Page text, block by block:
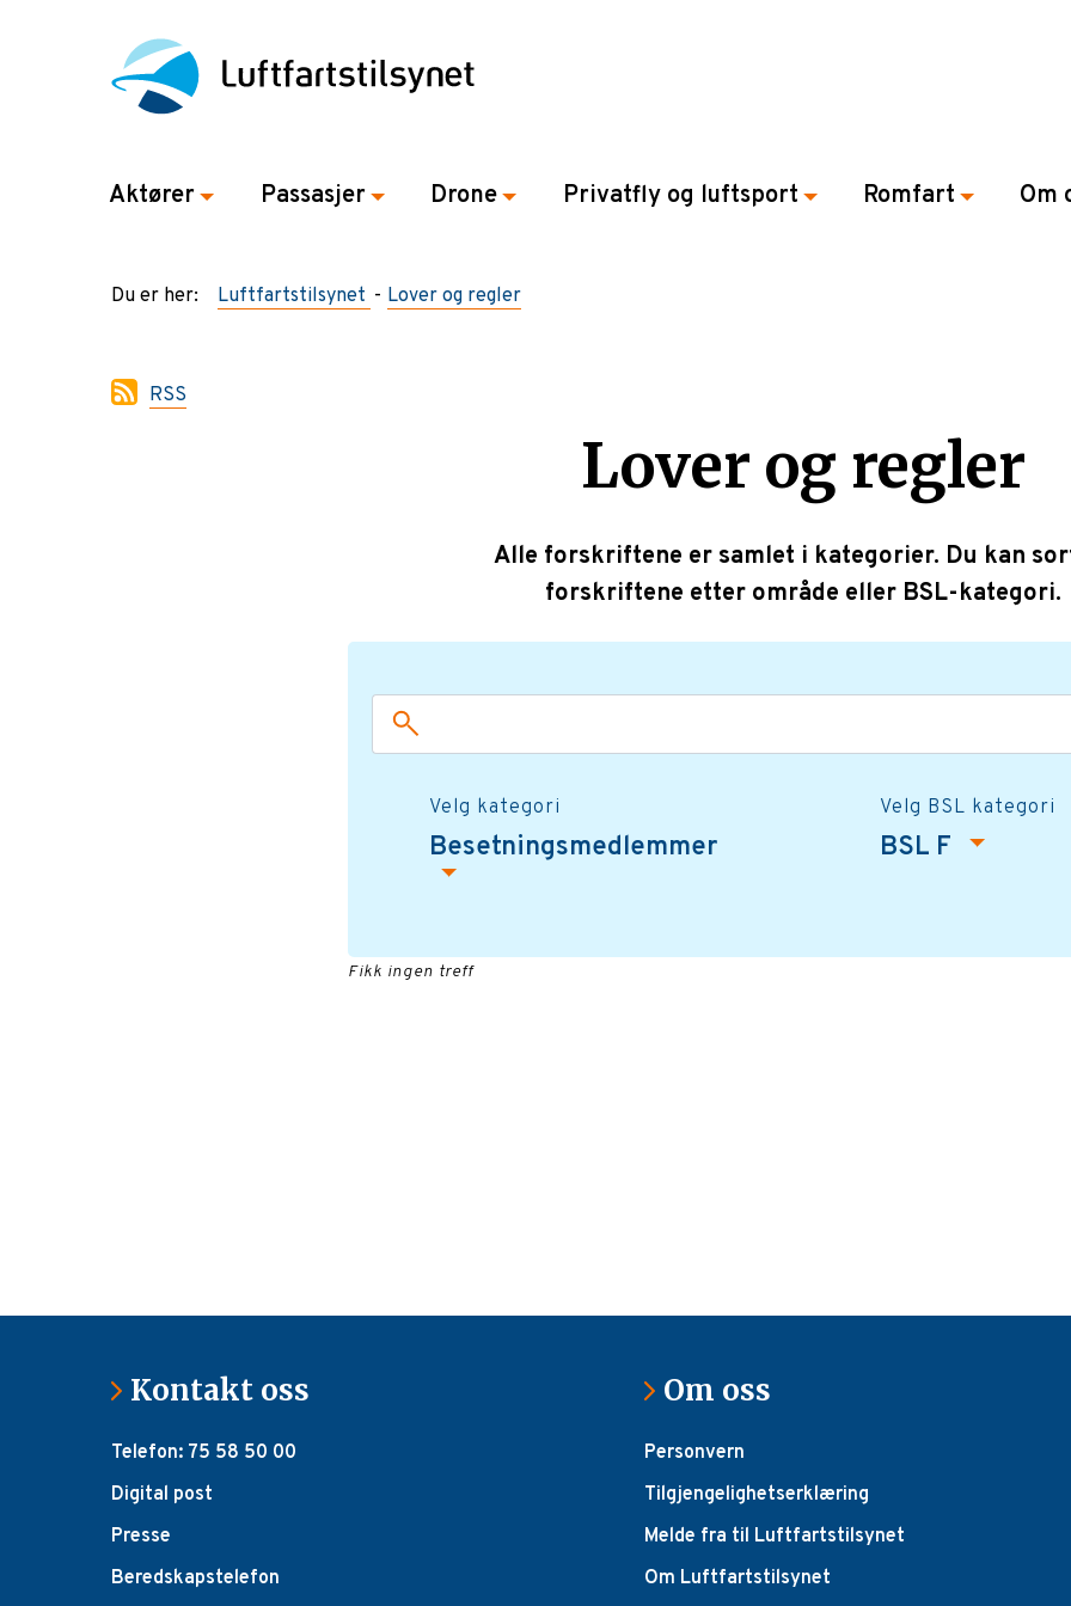
Aktører Passasjer Drone Privatfly og luftsport Romfart Om
Du er her: Luftfartstilsynet Lover og regler
RSS
Lover og regler
Alle forskriftene er samlet i kategorier. Du kan
forskriftene etter område eller BSL-kategori.
Velg kategori
Besetningsmedlemmer
Velg BSL kategori
BSL F
Fikk ingen treff
Kontakt oss
Telefon: 75 58 50 00
Digital post
Presse
Beredskapstelefon
Om oss
Personvern
Tilgjengelighetserklæring
Melde fra til Luftfartstilsynet
Om Luftfartstilsynet